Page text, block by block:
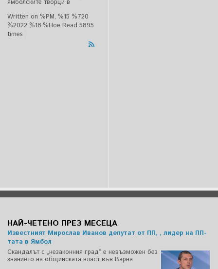
ямболските творци в
Written on %PM, %15 %720
%2022 %18:%Ное Read 5895
times
НАЙ-ЧЕТЕНО ПРЕЗ МЕСЕЦА
Известният Мирослав Иванов депутат от ПП, , лидер на ПП-
тата в Ямбол
Скандалът с „незаконния град“ е невъзможен без
знанието на общинската власт във Варна